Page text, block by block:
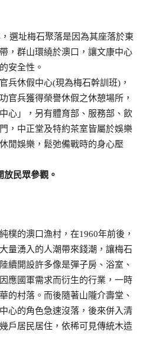
選址梅石聚落是因為其座落於東
，群山環繞於澳口，讓文康中心
安全性。
兵休假中心(現為梅石幹訓班)，
官兵獲得榮譽休假之休憩場所，
心」，另有體育部、服務部、飲
，中正堂及特約茶室皆屬於娛樂
閒娛樂，鬆弛備戰時的身心壓
民眾參觀。
樸的澳口漁村，在1960年前後，
量湧入的人潮帶來錢潮，讓梅石
續開設許多像是彈子房、浴室、
應國軍需求而衍生的行業，一時
的村落。而後隨著山隴介壽堂、
心的角色急速沒落，後來併入清
戶居民居住，依稀可見傳統木造